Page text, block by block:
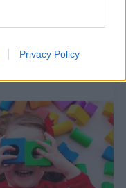
Privacy Policy
Conoce sus